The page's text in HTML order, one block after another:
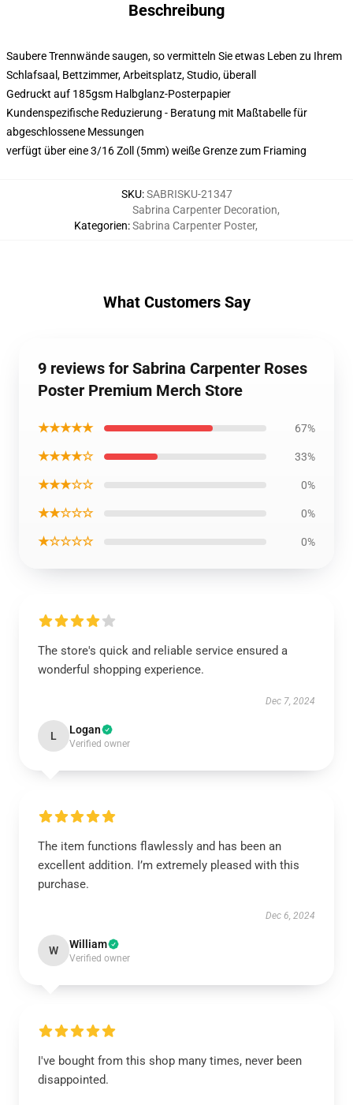
Beschreibung
Saubere Trennwände saugen, so vermitteln Sie etwas Leben zu Ihrem
Schlafsaal, Bettzimmer, Arbeitsplatz, Studio, überall
Gedruckt auf 185gsm Halbglanz-Posterpapier
Kundenspezifische Reduzierung - Beratung mit Maßtabelle für
abgeschlossene Messungen
verfügt über eine 3/16 Zoll (5mm) weiße Grenze zum Friaming
SKU:SABRISKU-21347
Kategorien:
Sabrina Carpenter Decoration,
Sabrina Carpenter Poster,
What Customers Say
9 reviews for Sabrina Carpenter Roses
Poster Premium Merch Store
★★★★★ 67%
★★★★☆ 33%
★★★☆☆ 0%
★★☆☆☆ 0%
★☆☆☆☆ 0%
The store's quick and reliable service ensured a
wonderful shopping experience.
Dec 7, 2024
L Logan
Verified owner
The item functions flawlessly and has been an
excellent addition. I’m extremely pleased with this
purchase.
Dec 6, 2024
W William
Verified owner
I've bought from this shop many times, never been
disappointed.